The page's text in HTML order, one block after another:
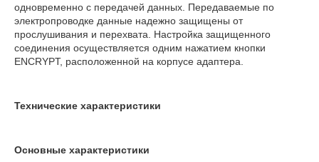
одновременно с передачей данных. Передаваемые по
электропроводке данные надежно защищены от
прослушивания и перехвата. Настройка защищенного
соединения осуществляется одним нажатием кнопки
ENCRYPT, расположенной на корпусе адаптера.
Технические характеристики
Основные характеристики